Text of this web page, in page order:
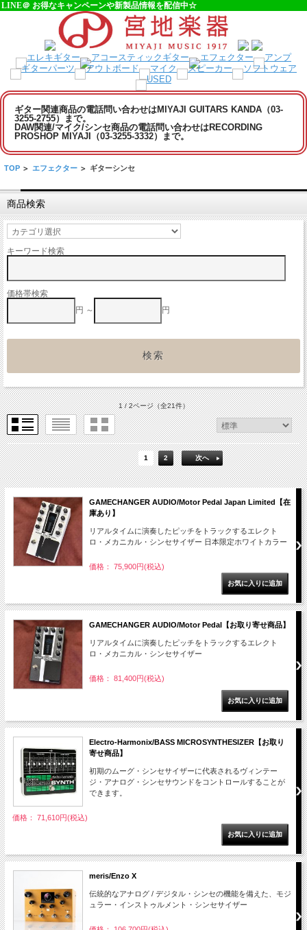
LINE＠ お得なキャンペーンや新製品情報を配信中☆
ギター関連商品の電話問い合わせはMIYAJI GUITARS KANDA（03-
3255-2755）まで。
DAW関連/マイク/シンセ商品の電話問い合わせはRECORDING
PROSHOP MIYAJI（03-3255-3332）まで。
TOP > エフェクター > ギターシンセ
商品検索
キーワード検索
価格帯検索
円 ～
円
1 / 2ページ（全21件）
1 2 次へ
GAMECHANGER AUDIO/Motor Pedal Japan Limited【在
庫あり】
リアルタイムに演奏したピッチをトラックするエレクト
ロ・メカニカル・シンセサイザー 日本限定ホワイトカラー
価格： 75,900円(税込)
GAMECHANGER AUDIO/Motor Pedal【お取り寄せ商品】
リアルタイムに演奏したピッチをトラックするエレクト
ロ・メカニカル・シンセサイザー
価格： 81,400円(税込)
Electro-Harmonix/BASS MICROSYNTHESIZER【お取り
寄せ商品】
初期のムーグ・シンセサイザーに代表されるヴィンテー
ジ・アナログ・シンセサウンドをコントロールすることが
できます。
価格： 71,610円(税込)
meris/Enzo X
伝統的なアナログ / デジタル・シンセの機能を備えた、モジ
ュラー・インストゥルメント・シンセサイザー